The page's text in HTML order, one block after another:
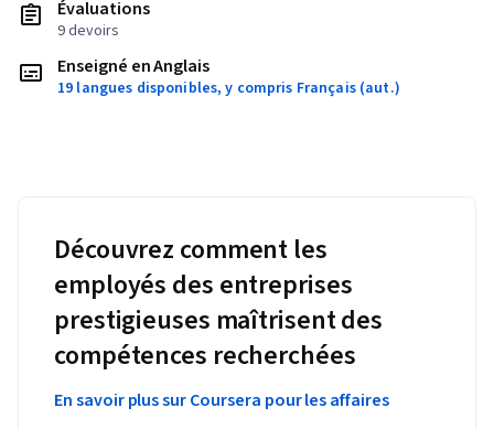
Évaluations
9 devoirs
Enseigné en Anglais
19 langues disponibles, y compris Français (aut.)
Découvrez comment les
employés des entreprises
prestigieuses maîtrisent des
compétences recherchées
En savoir plus sur Coursera pour les affaires